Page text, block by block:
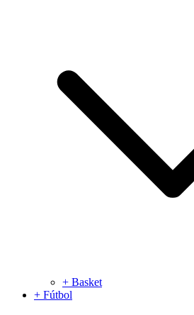
+ Basket
+ Fútbol